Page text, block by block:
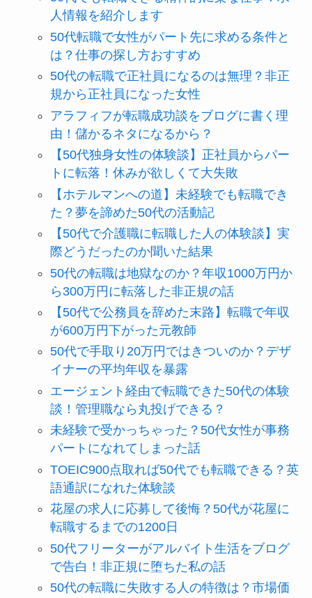
人情報を紹介します
50代転職で女性がパート先に求める条件と
は？仕事の探し方おすすめ
50代の転職で正社員になるのは無理？非正
規から正社員になった女性
アラフィフが転職成功談をブログに書く理
由！儲かるネタになるから？
【50代独身女性の体験談】正社員からパー
トに転落！休みが欲しくて大失敗
【ホテルマンへの道】未経験でも転職でき
た？夢を諦めた50代の活動記
【50代で介護職に転職した人の体験談】実
際どうだったのか聞いた結果
50代の転職は地獄なのか？年収1000万円か
ら300万円に転落した非正規の話
【50代で公務員を辞めた末路】転職で年収
が600万円下がった元教師
50代で手取り20万円ではきついのか？デザ
イナーの平均年収を暴露
エージェント経由で転職できた50代の体験
談！管理職なら丸投げできる？
未経験で受かっちゃった？50代女性が事務
パートになれてしまった話
TOEIC900点取れば50代でも転職できる？英
語通訳になれた体験談
花屋の求人に応募して後悔？50代が花屋に
転職するまでの1200日
50代フリーターがアルバイト生活をブログ
で告白！非正規に堕ちた私の話
50代の転職に失敗する人の特徴は？市場価